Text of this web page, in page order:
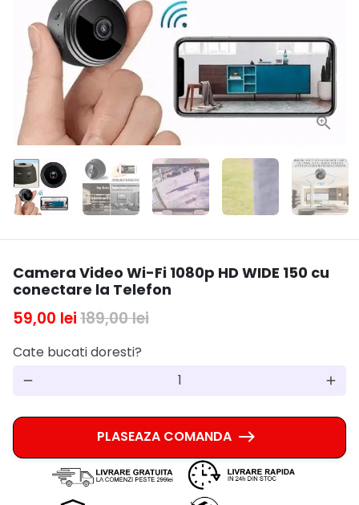
Camera Video Wi-Fi 1080p HD WIDE 150 cu
conectare la Telefon
59,00 lei189,00 lei
Cate bucati doresti?
remove add
PLASEAZA COMANDA